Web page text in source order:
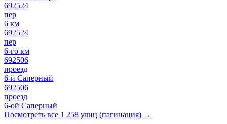
692524
пер
6 км
692524
пер
6-го км
692506
проезд
6-й Саперный
692506
проезд
6-ой Саперный
Посмотреть все 1 258 улиц (пагинация) →